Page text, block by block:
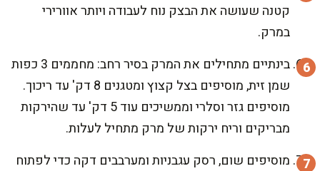
קטנה שעושה את הבצק נוח לעבודה ויותר אוורירי
במרק.
בינתיים מתחילים את המרק בסיר רחב: מחממים 3 כפות
שמן זית, מוסיפים בצל קצוץ ומטגנים 8 דק' עד ריכוך.
מוסיפים גזר וסלרי וממשיכים עוד 5 דק' עד שהירקות
מבריקים וריח ירקות של מרק מתחיל לעלות.
מוסיפים שום, רסק עגבניות ומערבבים דקה כדי לפתוח